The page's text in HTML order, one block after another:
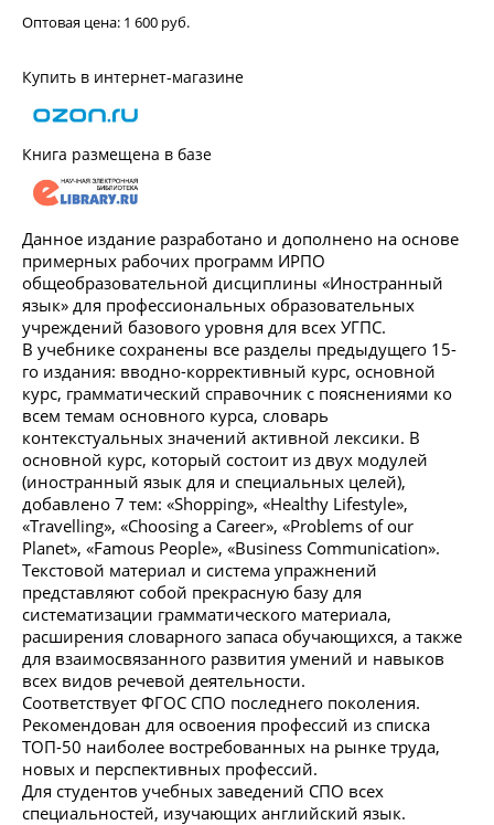
Оптовая цена: 1 600 руб.
Купить в интернет-магазине
Книга размещена в базе
Данное издание разработано и дополнено на основе
примерных рабочих программ ИРПО
общеобразовательной дисциплины «Иностранный
язык» для профессиональных образовательных
учреждений базового уровня для всех УГПС.
В учебнике сохранены все разделы предыдущего 15-
го издания: вводно-коррективный курс, основной
курс, грамматический справочник с пояснениями ко
всем темам основного курса, словарь
контекстуальных значений активной лексики. В
основной курс, который состоит из двух модулей
(иностранный язык для и специальных целей),
добавлено 7 тем: «Shopping», «Healthy Lifestyle»,
«Travelling», «Choosing a Career», «Problems of our
Planet», «Famous People», «Business Communication».
Текстовой материал и система упражнений
представляют собой прекрасную базу для
систематизации грамматического материала,
расширения словарного запаса обучающихся, а также
для взаимосвязанного развития умений и навыков
всех видов речевой деятельности.
Соответствует ФГОС СПО последнего поколения.
Рекомендован для освоения профессий из списка
ТОП-50 наиболее востребованных на рынке труда,
новых и перспективных профессий.
Для студентов учебных заведений СПО всех
специальностей, изучающих английский язык.